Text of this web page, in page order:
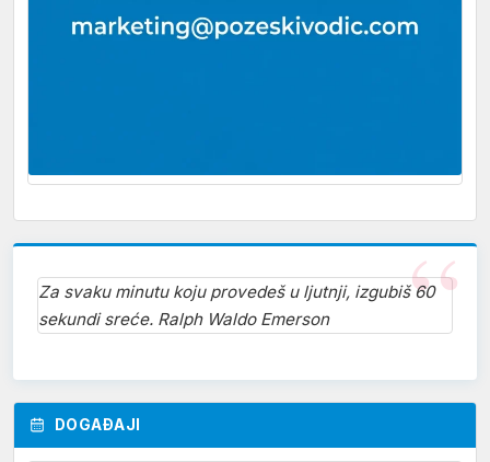
Za svaku minutu koju provedeš u ljutnji, izgubiš 60
sekundi sreće. Ralph Waldo Emerson
DOGAĐAJI